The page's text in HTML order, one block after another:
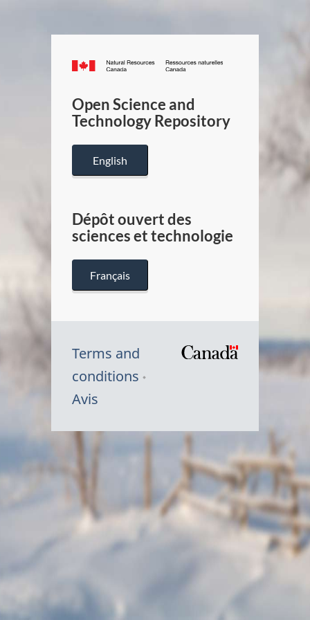
Canada.ca
/
Canada
Open Science and
Technology Repository
English
Dépôt ouvert des
sciences et technologie
Français
Terms and
conditions
Avis
Symbole
Canada